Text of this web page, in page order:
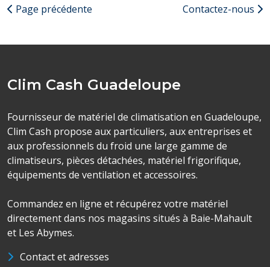
Page précédente Contactez-nous
Clim Cash Guadeloupe
Fournisseur de matériel de climatisation en Guadeloupe,
Clim Cash propose aux particuliers, aux entreprises et
aux professionnels du froid une large gamme de
climatiseurs, pièces détachées, matériel frigorifique,
équipements de ventilation et accessoires.
Commandez en ligne et récupérez votre matériel
directement dans nos magasins situés à Baie-Mahault
et Les Abymes.
Contact et adresses